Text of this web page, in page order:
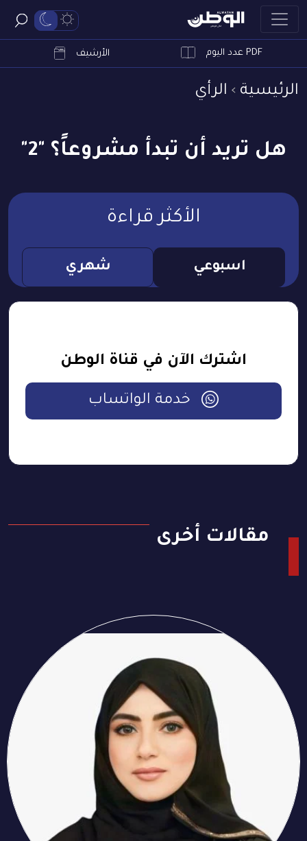
PDF عدد اليوم الأرشيف
الرئيسية الرأي
هل تريد أن تبدأ مشروعاً؟ "2"
الأكثر قراءة
اسبوعي شهري
اشترك الآن في قناة الوطن
خدمة الواتساب
مقالات أخرى